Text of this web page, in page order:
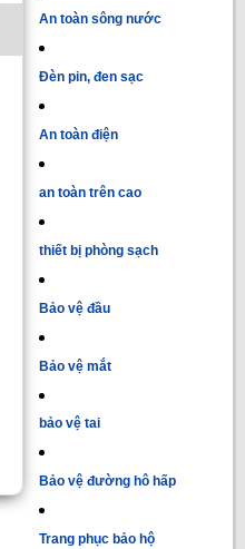
An toàn sông nước
Đèn pin, đen sạc
An toàn điện
an toàn trên cao
thiết bị phòng sạch
Bảo vệ đầu
Bảo vệ mắt
bảo vệ tai
Bảo vệ đường hô hấp
Trang phục bảo hộ